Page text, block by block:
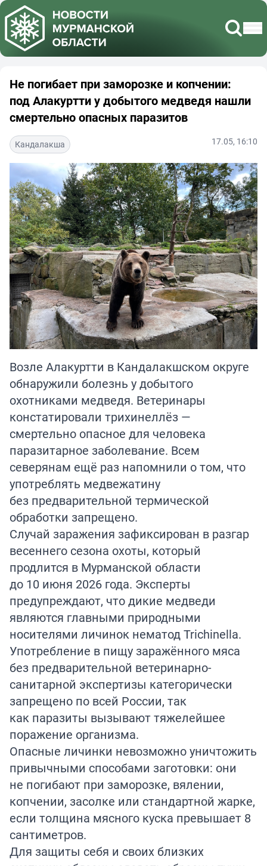
Не погибает при заморозке и копчении:
под Алакуртти у добытого медведя нашли
смертельно опасных паразитов
Кандалакша 17.05, 16:10
Возле Алакуртти в Кандалакшском округе
обнаружили болезнь у добытого
охотниками медведя. Ветеринары
констатировали трихинеллёз —
смертельно опасное для человека
паразитарное заболевание. Всем
северянам ещё раз напомнили о том, что
употреблять медвежатину
без предварительной термической
обработки запрещено.
Случай заражения зафиксирован в разгар
весеннего сезона охоты, который
продлится в Мурманской области
до 10 июня 2026 года. Эксперты
предупреждают, что дикие медведи
являются главными природными
носителями личинок нематод Trichinella.
Употребление в пищу заражённого мяса
без предварительной ветеринарно-
санитарной экспертизы категорически
запрещено по всей России, так
как паразиты вызывают тяжелейшее
поражение организма.
Опасные личинки невозможно уничтожить
привычными способами заготовки: они
не погибают при заморозке, вялении,
копчении, засолке или стандартной жарке,
если толщина мясного куска превышает 8
сантиметров.
Для защиты себя и своих близких